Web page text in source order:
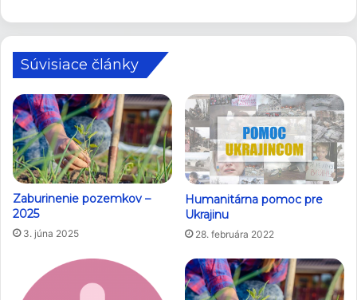
Súvisiace články
Zaburinenie pozemkov –
2025
3. júna 2025
Humanitárna pomoc pre
Ukrajinu
28. februára 2022